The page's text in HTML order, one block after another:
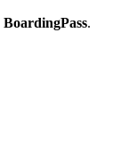
BoardingPass.